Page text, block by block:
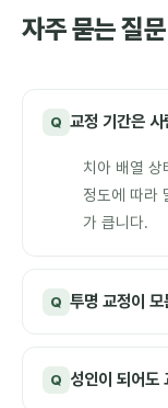
자주 묻는 질문
Q 교정 기간은
치아 배열 상
정도에 따라
가 큽니다.
Q 투명 교정이
Q 성인이 되어도